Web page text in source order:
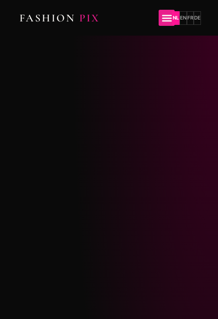
FASHION PIX NL ENFRDE